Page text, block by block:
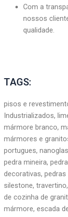
Com a
nossos
qualidade.
TAGS:
pisos e
Industrializados,
mármore branco,
mármores e
portugues,
pedra mineira,
decorativas,
silestone,
de cozinha de
mármore, escada